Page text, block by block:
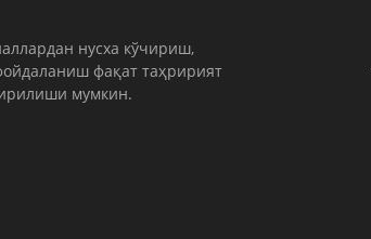
нусха кўчириш,
фақат таҳририят
мумкин.